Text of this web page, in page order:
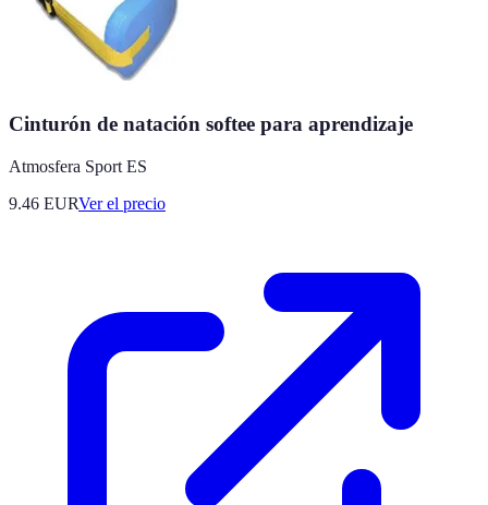
Cinturón de natación softee para aprendizaje
Atmosfera Sport ES
9.46 EURVer el precio